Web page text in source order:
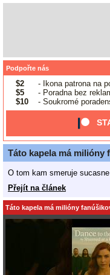
Podpořte nás
$2
- Ikona patrona na
$5
- Poradna bez
$10
- Soukromé
Táto kapela má milióny
O tom kam smeruje
Přejít na článek
Táto kapela má milióny